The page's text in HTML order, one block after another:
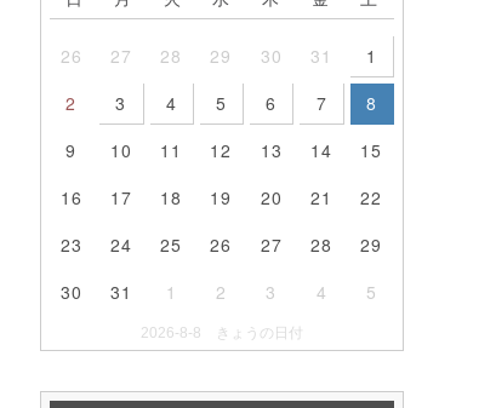
26 27 28 29 30 31
1
2
3 4 5 6 7
8
9
10 11 12 13 14
15
16
17 18 19 20 21
22
23
24 25 26 27 28
29
30
31 1 2 3 4 5
2026-8-8 きょうの日付